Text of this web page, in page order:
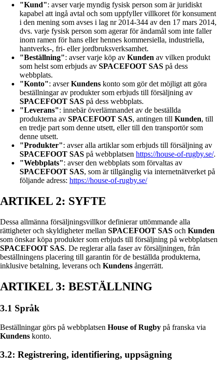
"Kund": avser varje myndig fysisk person som är juridiskt
kapabel att ingå avtal och som uppfyller villkoret för konsument
i den mening som avses i lag nr 2014-344 av den 17 mars 2014,
dvs. varje fysisk person som agerar för ändamål som inte faller
inom ramen för hans eller hennes kommersiella, industriella,
hantverks-, fri- eller jordbruksverksamhet.
"Beställning": avser varje köp av Kunden av vilken produkt
som helst som erbjuds av SPACEFOOT SAS på dess
webbplats.
"Konto": avserKundens konto som gör det möjligt att göra
beställningar av produkter som erbjuds till försäljning av
SPACEFOOT SAS på dess webbplats.
"Leverans": innebär överlämnandet av de beställda
produkterna av SPACEFOOT SAS, antingen till Kunden, till
en tredje part som denne utsett, eller till den transportör som
denne utsett.
"Produkter": avser alla artiklar som erbjuds till försäljning av
SPACEFOOT SAS på webbplatsen https://house-of-rugby.se/.
"Webbplats": avser den webbplats som förvaltas av
SPACEFOOT SAS, som är tillgänglig via internetnätverket på
följande adress: https://house-of-rugby.se/
ARTIKEL 2: SYFTE
Dessa allmänna försäljningsvillkor definierar uttömmande alla
rättigheter och skyldigheter mellan SPACEFOOT SAS och Kunden
som önskar köpa produkter som erbjuds till försäljning på webbplatsen
SPACEFOOT SAS. De reglerar alla faser av försäljningen, från
beställningens placering till garantin för de beställda produkterna,
inklusive betalning, leverans och Kundens ångerrätt.
ARTIKEL 3: BESTÄLLNING
3.1 Språk
Beställningar görs på webbplatsen House of Rugby på franska via
Kundens konto.
3.2: Registrering, identifiering, uppsägning